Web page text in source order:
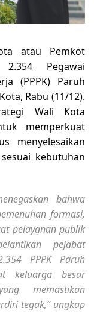
atau Pemkot
Pegawai
(PPPK) Paruh
Rabu (11/12).
Wali Kota
memperkuat
menyelesaikan
kebutuhan
bahwa
formasi,
pelayanan publik
pejabat
PPPK Paruh
keluarga besar
memastikan
tegak,” ungkap